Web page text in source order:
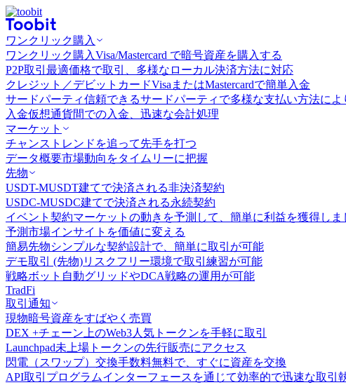
ワンクリック購入
ワンクリック購入Visa/Mastercard で暗号資産を購入する
P2P取引 最適価格で取引、多様なローカル決済方法に対応
クレジット／デビットカードVisaまたはMastercardで簡単入金
サードパーティ信頼できるサードパーティで多様な支払い方法によ
入金仮想通貨間での入金、迅速な会計処理
マーケット
チャンス トレンドを追って先手を打つ
データ概要市場動向をタイムリーに把握
先物
USDT-MUSDT建てで決済される非決済契約
USDC-MUSDC建てで決済される永続契約
イベント契約マーケットの動きを予測して、簡単に利益を獲得しま
予測市場インサイトを価値に変える
簡易先物シンプルな契約設計で、簡単に取引が可能
デモ取引 (先物)リスクフリー環境で取引練習が可能
戦略ボット 自動グリッドやDCA戦略の運用が可能
TradFi
取引通知
現物暗号資産をすばやく売買
DEX +チェーン上のWeb3人気トークンを手軽に取引
Launchpad未上場トークンの先行販売にアクセス
閃電（スワップ）交換手数料無料で、すぐに資産を交換
API取引 プログラムインターフェースを通じて効率的で迅速な取引